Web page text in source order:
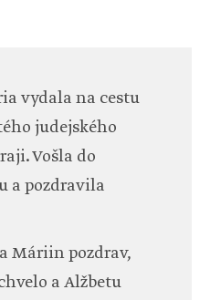
vydala na cestu
judejského
Vošla do
a pozdravila
Máriin pozdrav,
a Alžbetu